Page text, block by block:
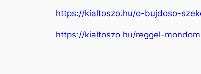
https://kialtoszo.hu/o-bujdoso-
https://kialtoszo.hu/reggel-